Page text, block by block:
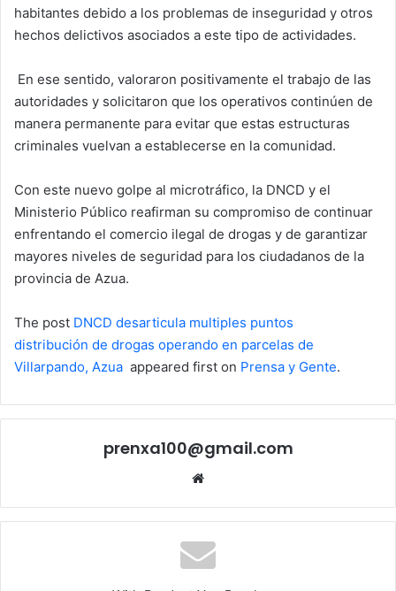
habitantes debido a los problemas de inseguridad y otros
hechos delictivos asociados a este tipo de actividades.
En ese sentido, valoraron positivamente el trabajo de las
autoridades y solicitaron que los operativos continúen de
manera permanente para evitar que estas estructuras
criminales vuelvan a establecerse en la comunidad.
Con este nuevo golpe al microtráfico, la DNCD y el
Ministerio Público reafirman su compromiso de continuar
enfrentando el comercio ilegal de drogas y de garantizar
mayores niveles de seguridad para los ciudadanos de la
provincia de Azua.
The post DNCD desarticula multiples puntos
distribución de drogas operando en parcelas de
Villarpando, Azua appeared first on Prensa y Gente.
prenxa100@gmail.com